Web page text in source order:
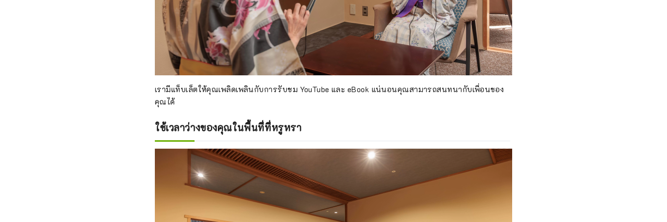
เรามีแท็บเล็ตให้คุณเพลิดเพลินกับการรับชม YouTube และ eBook แน่นอนคุณสามารถสนทนากับเพื่อนของ
คุณได้
ใช้เวลาว่างของคุณในพื้นที่ที่หรูหรา